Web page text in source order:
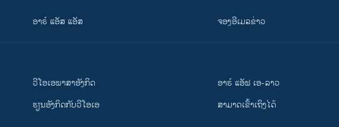
ອາຣ໌ ແອັສ ແອັສ ຈອງອີເມລຂ່າວ
ວີ​ໂອ​ເອ​ພາ​ສາ​ອັງ​ກິດ
​ຮຽນ​ອັງ​ກິດ​ກັບ​ວີ​ໂອ​ເອ
ອາຣ໌ ແອັຟ ເອ-ລາວ
ສາມາດເຂົ້າເຖິງໄດ້